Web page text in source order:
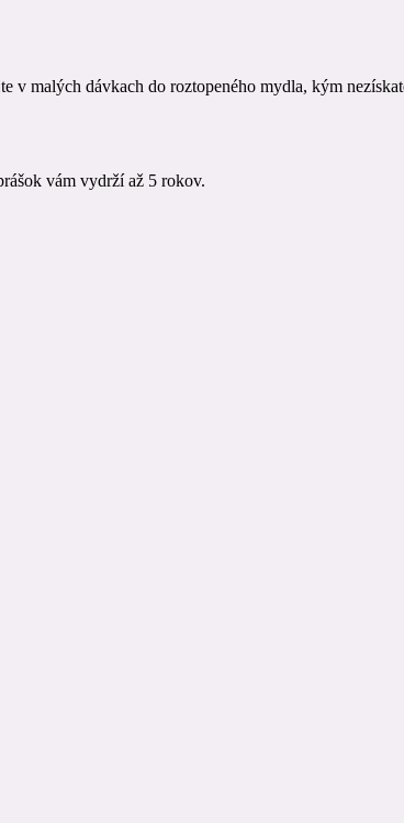
malých dávkach do roztopeného mydla, kým
vám vydrží až 5 rokov.